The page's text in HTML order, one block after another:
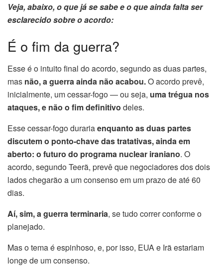
Veja, abaixo, o que já se sabe e o que ainda falta ser
esclarecido sobre o acordo:
É o fim da guerra?
Esse é o intuito final do acordo, segundo as duas partes,
mas não, a guerra ainda não acabou.O acordo prevê,
inicialmente, um cessar-fogo — ou seja, uma trégua nos
ataques, e não o fim definitivo deles.
Esse cessar-fogo durariaenquanto as duas partes
discutem o ponto-chave das tratativas, ainda em
aberto: o futuro do programa nuclear iraniano. O
acordo, segundo Teerã, prevê que negociadores dos dois
lados chegarão a um consenso em um prazo de até 60
dias.
Aí, sim, a guerra terminaria, se tudo correr conforme o
planejado.
Mas o tema é espinhoso, e, por isso, EUA e Irã estariam
longe de um consenso.